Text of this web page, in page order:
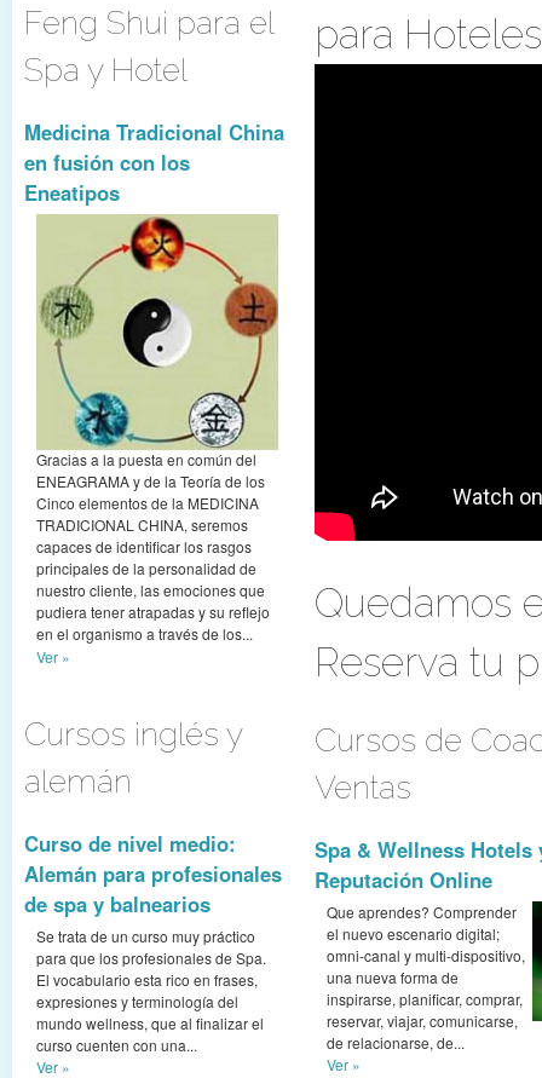
Feng Shui para el
Spa y Hotel
Medicina Tradicional China
en fusión con los
Eneatipos
Gracias a la puesta en común del
ENEAGRAMA y de la Teoría de los
Cinco elementos de la MEDICINA
TRADICIONAL CHINA, seremos
capaces de identificar los rasgos
principales de la personalidad de
nuestro cliente, las emociones que
pudiera tener atrapadas y su reflejo
en el organismo a través de los...
Ver »
Cursos inglés y
alemán
Curso de nivel medio:
Alemán para profesionales
de spa y balnearios
Se trata de un curso muy práctico
para que los profesionales de Spa.
El vocabulario esta rico en frases,
expresiones y terminología del
mundo wellness, que al finalizar el
curso cuenten con una...
Ver »
para
Quedamos
Reserva tu
Cursos de
Ventas
Spa & Wellness Hotels
Reputación Online
Que aprendes? Comprender
el nuevo escenario digital;
omni-canal y multi-dispositivo,
una nueva forma de
inspirarse, planificar, comprar,
reservar, viajar, comunicarse,
de relacionarse, de...
Ver »